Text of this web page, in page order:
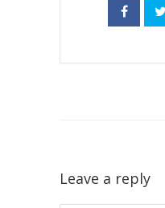
Leave a reply